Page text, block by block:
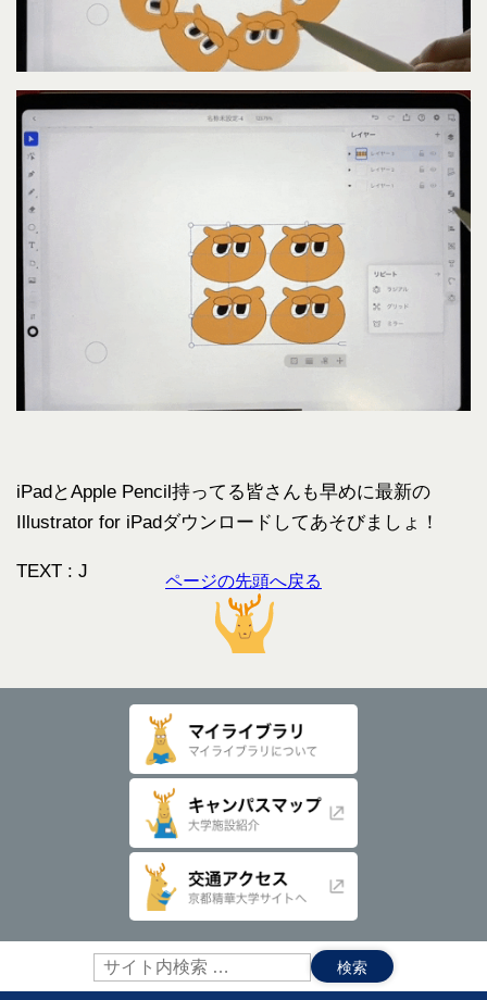
iPadとApple Pencil持ってる皆さんも早めに最新の
Illustrator for iPadダウンロードしてあそびましょ！
TEXT : J ページの先頭へ戻る
サ
イ